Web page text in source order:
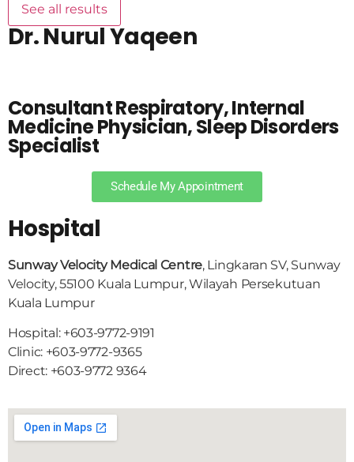
See all results
Dr. Nurul Yaqeen
Consultant Respiratory, Internal
Medicine Physician, Sleep Disorders
Specialist
Schedule My Appointment
Hospital
Sunway Velocity Medical Centre, Lingkaran SV, Sunway
Velocity, 55100 Kuala Lumpur, Wilayah Persekutuan
Kuala Lumpur
Hospital: +603-9772-9191
Clinic: +603-9772-9365
Direct: +603-9772 9364